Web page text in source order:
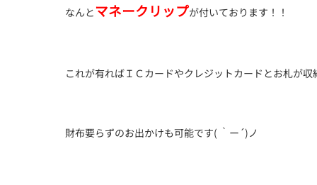
なんと マネークリップが付いております！！
これが有ればＩＣカードやクレジットカードとお札が収
財布要らずのお出かけも可能です( ｀ー´)ノ